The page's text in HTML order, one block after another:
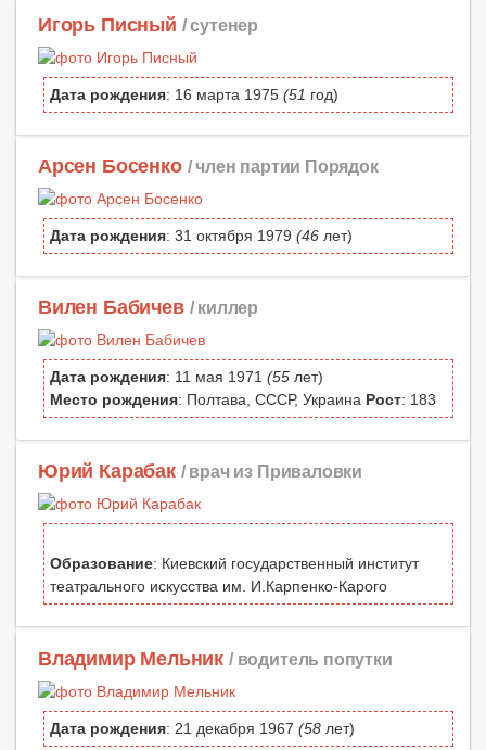
Игорь Писный / сутенер
Дата рождения: 16 марта 1975 (51 год)
Арсен Босенко / член партии Порядок
Дата рождения: 31 октября 1979 (46 лет)
Вилен Бабичев / киллер
Дата рождения: 11 мая 1971 (55 лет)
Место рождения: Полтава, СССР, Украина Рост: 183
Юрий Карабак / врач из Приваловки
Образование: Киевский государственный институт
театрального искусства им. И.Карпенко-Карого
Владимир Мельник / водитель попутки
Дата рождения: 21 декабря 1967 (58 лет)